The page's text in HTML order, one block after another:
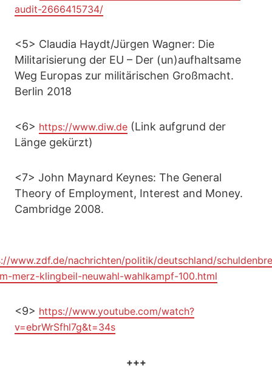
audit-2666415734/
<5> Claudia Haydt/Jürgen Wagner: Die
Militarisierung der EU – Der (un)aufhaltsame
Weg Europas zur militärischen Großmacht.
Berlin 2018
<6> https://www.diw.de (Link aufgrund der
Länge gekürzt)
<7> John Maynard Keynes: The General
Theory of Employment, Interest and Money.
Cambridge 2008.
www.zdf.de/nachrichten/politik/deutschland/
merz-klingbeil-neuwahl-wahlkampf-100.html
<9> https://www.youtube.com/watch?
v=ebrWrSfhl7g&t=34s
+++